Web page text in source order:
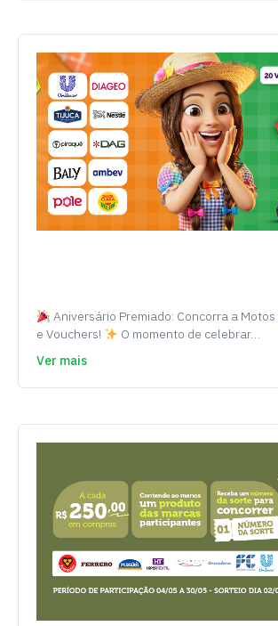
Aniversário Premiado: Concorra a Motos
e Vouchers!
O momento de celebrar…
Ver mais